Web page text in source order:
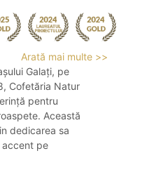
Arată mai multe >>
Galați, pe
Cofetăria Natur
pentru
Această
dedicarea sa
pe